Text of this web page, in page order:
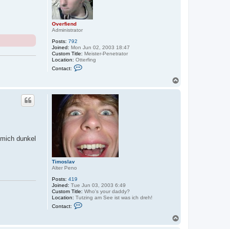
o
s
l
a
Overfiend
Administrator
Posts: 792
Joined: Mon Jun 02, 2003 18:47
Custom Title: Meister-Penetrator
Location: Otterfing
Contact:
a
c
t
O
v
e
r
f
e
n
d
Timoslav
Alter Peno
Posts: 419
Joined: Tue Jun 03, 2003 6:49
Custom Title: Who's your daddy?
Location: Tutzing am See ist was ich dreh!
Contact:
dunkel